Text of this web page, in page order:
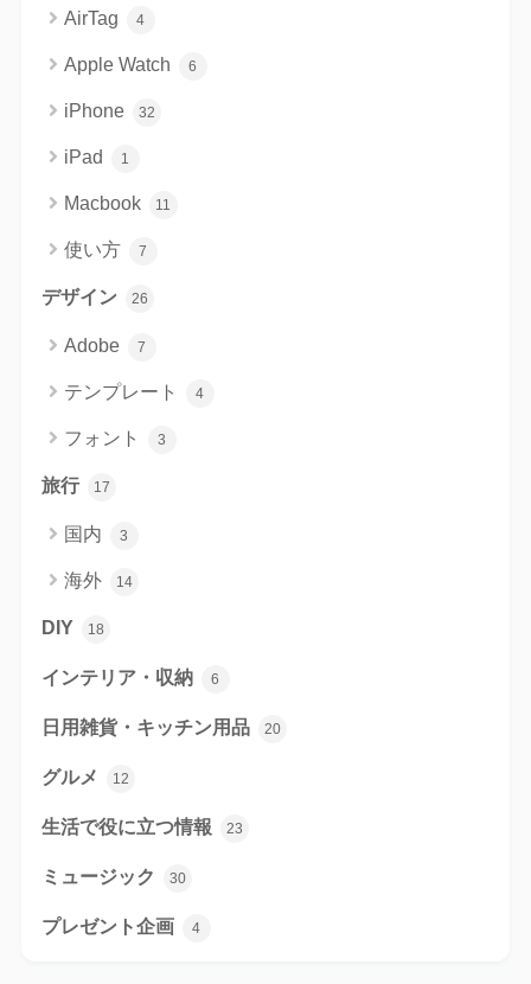
AirTag 4
Apple Watch 6
iPhone 32
iPad 1
Macbook 11
使い方 7
デザイン 26
Adobe 7
テンプレート 4
フォント 3
旅行 17
国内 3
海外 14
DIY 18
インテリア・収納 6
日用雑貨・キッチン用品 20
グルメ 12
生活で役に立つ情報 23
ミュージック 30
プレゼント企画 4